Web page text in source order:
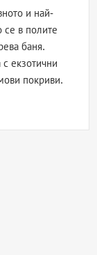
и най-
се в полите
баня.
екзотични
покриви.